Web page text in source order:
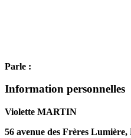
Parle :
Information personnelles
Violette MARTIN
56 avenue des Frères